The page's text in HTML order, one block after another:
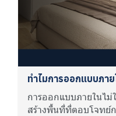
ทำไมการออกแบบภา
การออกแบบภายในไ
สร้างพื้นที่ที่ตอบโจทย์